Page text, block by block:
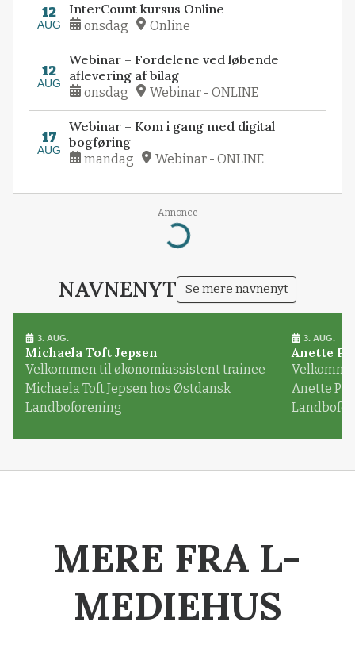
12
AUG
InterCount kursus Online
onsdag Online
12
AUG
Webinar – Fordelene ved løbende
aflevering af bilag
onsdag Webinar - ONLINE
17
AUG
Webinar – Kom i gang med digital
bogføring
mandag Webinar - ONLINE
Annonce
Loading...
NAVNENYT Se mere navnenyt
3. AUG.
Michaela Toft Jepsen
Velkommen til økonomiassistent trainee
Michaela Toft Jepsen hos Østdansk
Landboforening
3. AUG.
Anette
Anette
MERE FRA L-
MEDIEHUS